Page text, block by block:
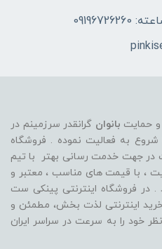
حمایت بانوان گرانقدر سرزمینم در
به فعالیت نموده . فروشگاه
در جهت خدمت رسانی بهتر با تیم
، با قیمت های مناسب ، معتبر و
. در فروشگاه اینترنتی پینکی ست
خرید اینترنتی لذت بخش، مطمئن و
خود را به سرعت در سراسر ایران